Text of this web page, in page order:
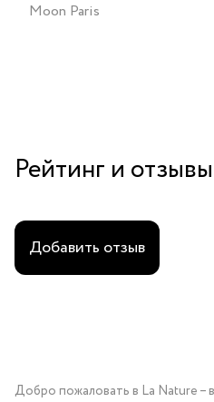
Moon Paris
Рейтинг и отзывы
Добавить отзыв
Добро пожаловать в La Nature –